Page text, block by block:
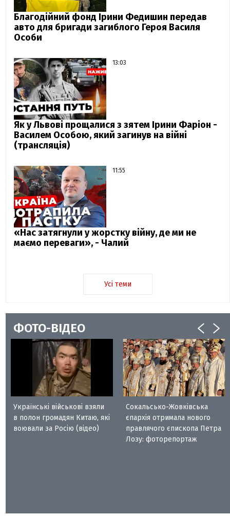
Благодійний фонд Ірини Федишин передав
авто для бригади загиблого Героя Василя
Особи
13:03
Як у Львові прощалися з зятем Ірини Фаріон -
Василем Особою, який загинув на війні
(трансляція)
11:55
«Нас затягнули у жорстку війну, де ми не
маємо переваги», - Чалий
Усі теми
ФОТО-ВІДЕО
Українські військові взяли
в полон громадян Китаю, які
воювали за Росію (відео)
Сокальсько-Жовківська
єпархія отримала нового
правлячого єпископа Петра
Лозу: фоторепортаж